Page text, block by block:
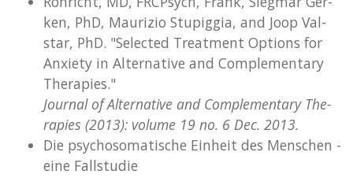
ken, PhD, Mau­ri­zio Stu­pig­gia, and Joop Val­
star, PhD. "Se­lec­ted Treat­ment Op­ti­ons for
An­xie­ty in Al­ter­na­ti­ve and Com­ple­men­ta­ry
The­ra­pies."
Jour­nal of Al­ter­na­ti­ve and Com­ple­men­ta­ry The­
ra­pies (2013): vo­lu­me 19 no. 6 Dec. 2013.
Die psy­cho­so­ma­ti­sche Ein­heit des Men­schen -
eine Fall­stu­die